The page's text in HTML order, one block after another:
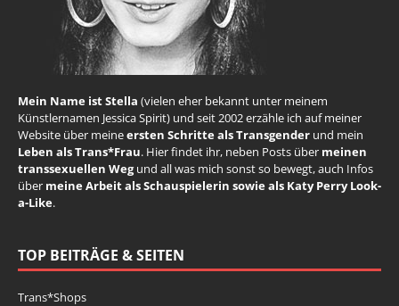
Mein Name ist Stella (vielen eher bekannt unter meinem
Künstlernamen Jessica Spirit) und seit 2002 erzähle ich auf meiner
Website über meineersten Schritte als Transgender und mein
Leben als Trans*Frau. Hier findet ihr, neben Posts über meinen
transsexuellen Wegund all was mich sonst so bewegt, auch Infos
über meine Arbeit als Schauspielerin sowie als Katy Perry Look-
a-Like.
TOP BEITRÄGE & SEITEN
Trans*Shops